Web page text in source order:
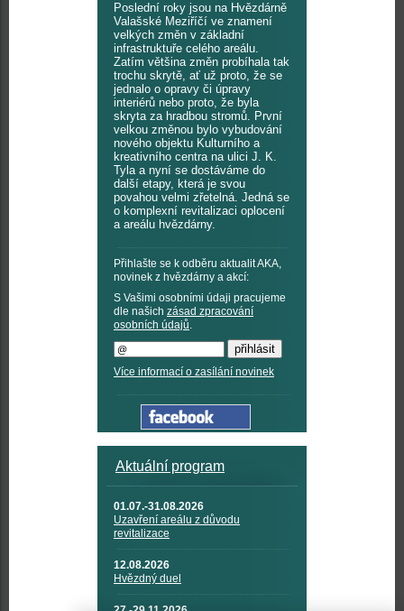
Poslední roky jsou na Hvězdárně
Valašské Meziříčí ve znamení
velkých změn v základní
infrastruktuře celého areálu.
Zatím většina změn probíhala tak
trochu skrytě, ať už proto, že se
jednalo o opravy či úpravy
interiérů nebo proto, že byla
skryta za hradbou stromů. První
velkou změnou bylo vybudování
nového objektu Kulturního a
kreativního centra na ulici J. K.
Tyla a nyní se dostáváme do
další etapy, která je svou
povahou velmi zřetelná. Jedná se
o komplexní revitalizaci oplocení
a areálu hvězdárny.
Přihlašte se k odběru aktualit AKA,
novinek z hvězdárny a akcí:
S Vašimi osobními údaji pracujeme
dle našich zásad zpracování
osobních údajů.
Více informací o zasílání novinek
Aktuální program
01.07.-31.08.2026
Uzavření areálu z důvodu
revitalizace
12.08.2026
Hvězdný duel